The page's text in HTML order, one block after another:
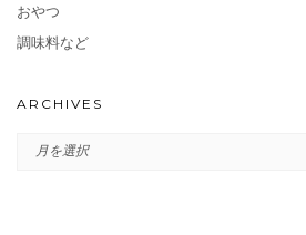
おやつ
調味料など
ARCHIVES
ARCHIVES